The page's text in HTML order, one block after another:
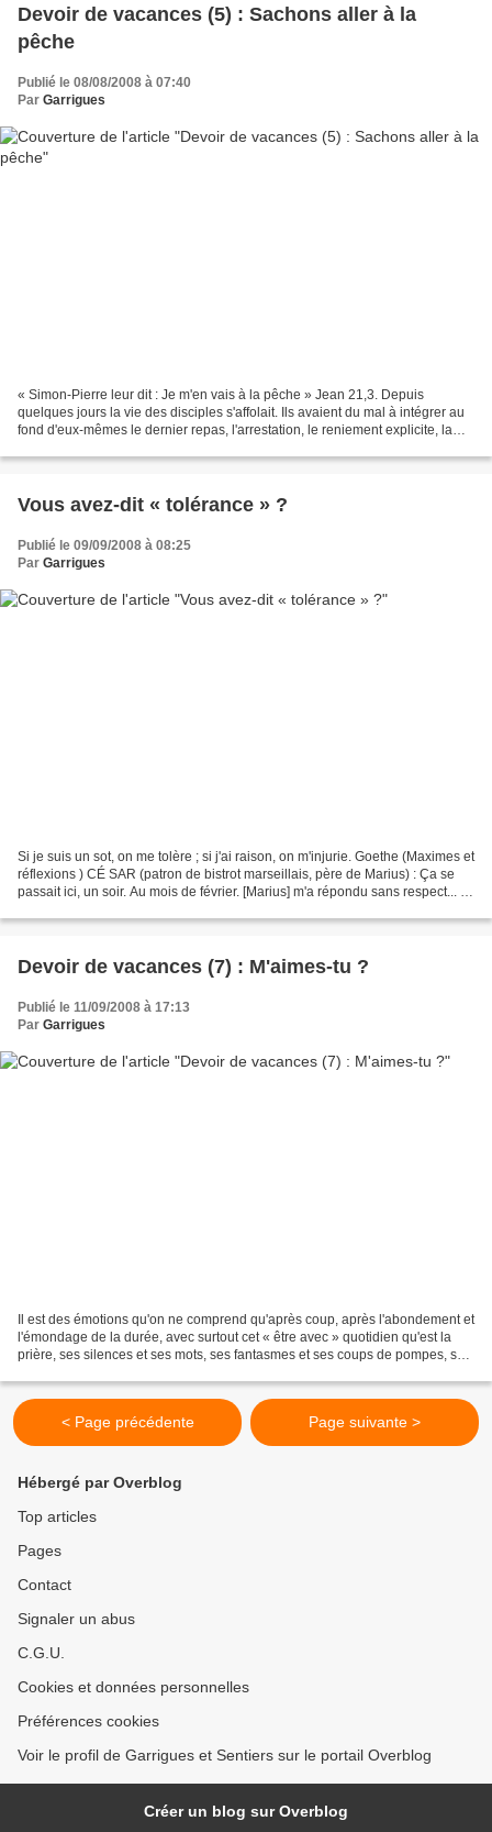
Devoir de vacances (5) : Sachons aller à la
pêche
Publié le 08/08/2008 à 07:40
Par Garrigues
« Simon-Pierre leur dit : Je m'en vais à la pêche » Jean 21,3. Depuis
quelques jours la vie des disciples s'affolait. Ils avaient du mal à intégrer au
fond d'eux-mêmes le dernier repas, l'arrestation, le reniement explicite, la
Vous avez-dit « tolérance » ?
Publié le 09/09/2008 à 08:25
Par Garrigues
Si je suis un sot, on me tolère ; si j'ai raison, on m'injurie. Goethe (Maximes et
réflexions ) CÉ SAR (patron de bistrot marseillais, père de Marius) : Ça se
passait ici, un soir. Au mois de février. [Marius] m'a répondu sans respect... Et
Devoir de vacances (7) : M'aimes-tu ?
Publié le 11/09/2008 à 17:13
Par Garrigues
Il est des émotions qu'on ne comprend qu'après coup, après l'abondement et
l'émondage de la durée, avec surtout cet « être avec » quotidien qu'est la
prière, ses silences et ses mots, ses fantasmes et ses coups de pompes, ses
< Page précédente Page suivante >
Hébergé par Overblog
Top articles
Pages
Contact
Signaler un abus
C.G.U.
Cookies et données personnelles
Préférences cookies
Voir le profil de Garrigues et Sentiers sur le portail Overblog
Créer un blog sur Overblog